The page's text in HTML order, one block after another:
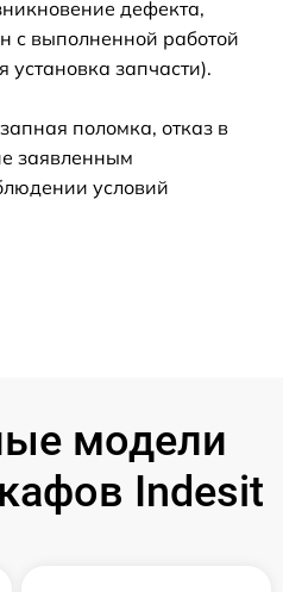
дефекта,
с выполненной работой
запчасти).
поломка, отказ в
заявленным
условий
модели
Indesit